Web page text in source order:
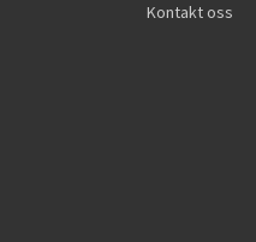
Kontakt oss